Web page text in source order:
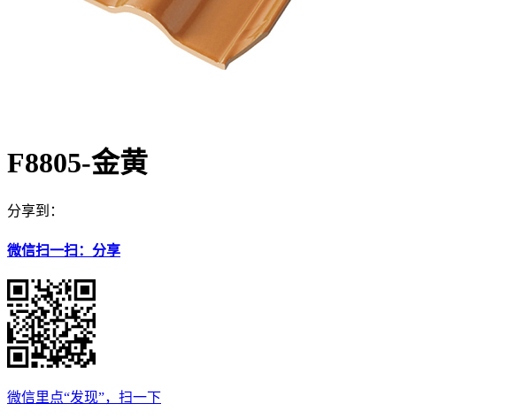
F8805-金黄
分享到：
微信扫一扫：分享
微信里点“发现”，扫一下